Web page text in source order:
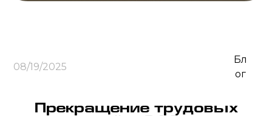
08/19/2025
Бл
ог
Прекращение трудовых